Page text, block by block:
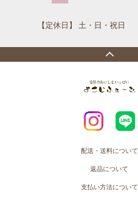
【定休日】 土・日・祝日
配送・送料について
返品について
支払い方法について